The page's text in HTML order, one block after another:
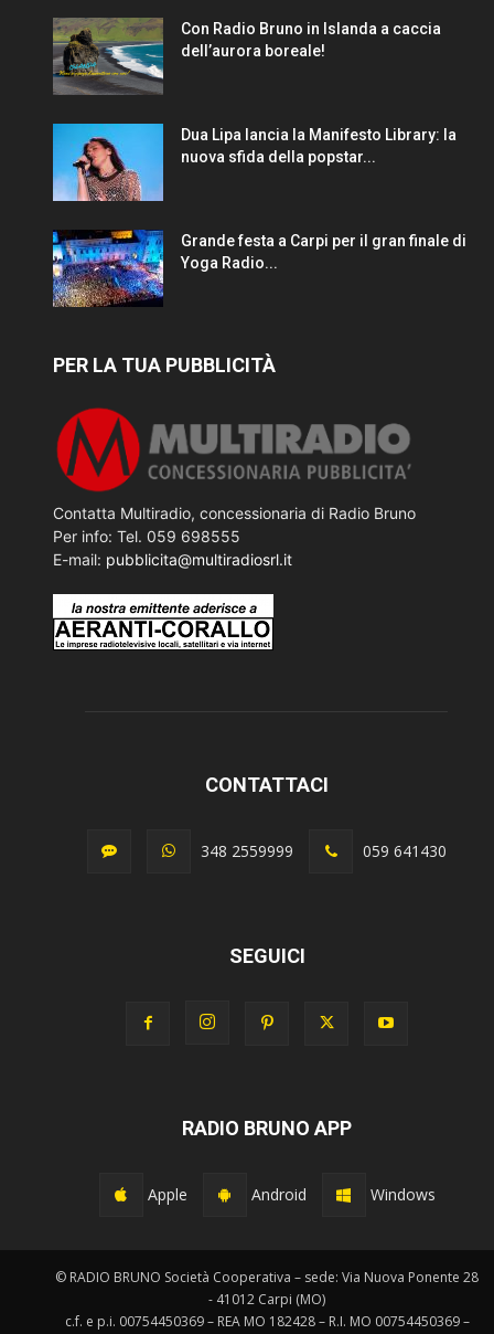
Con Radio Bruno in Islanda a caccia
dell’aurora boreale!
Dua Lipa lancia la Manifesto Library: la
nuova sfida della popstar...
Grande festa a Carpi per il gran finale di
Yoga Radio...
PER LA TUA PUBBLICITÀ
Contatta Multiradio, concessionaria di Radio Bruno
Per info: Tel. 059 698555
E-mail: pubblicita@multiradiosrl.it
CONTATTACI
348 2559999 059 641430
SEGUICI
RADIO BRUNO APP
Apple Android Windows
© RADIO BRUNO Società Cooperativa – sede: Via Nuova Ponente 28
- 41012 Carpi (MO)
c.f. e p.i. 00754450369 – REA MO 182428 – R.I. MO 00754450369 –